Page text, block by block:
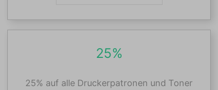
25%
25% auf alle Druckerpatronen und Toner